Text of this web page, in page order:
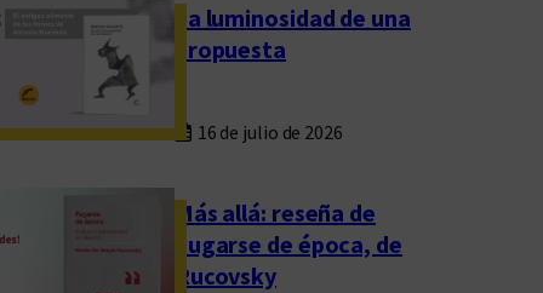
La luminosidad de una
propuesta
16 de julio de 2026
Más allá: reseña de
Fugarse de época, de
Rucovsky